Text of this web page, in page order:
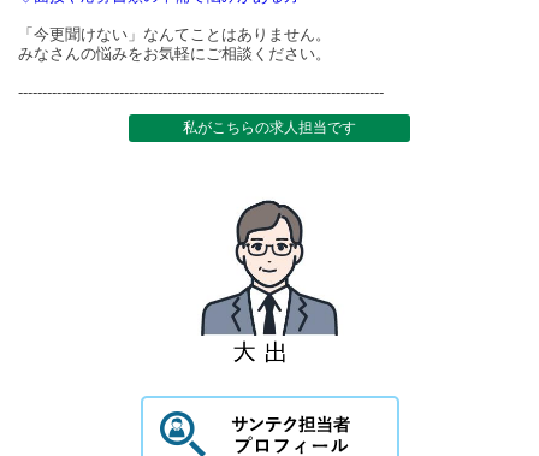
「今更聞けない」なんてことはありません。
みなさんの悩みをお気軽にご相談ください。
----------------------------------------------------------------------------
私がこちらの求人担当です